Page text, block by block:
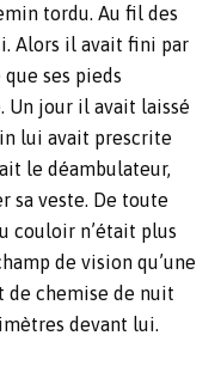
tordu. Au fil des
Alors il avait fini par
que ses pieds
Un jour il avait laissé
lui avait prescrite
le déambulateur,
sa veste. De toute
couloir n’était plus
de vision qu’une
de chemise de nuit
devant lui.